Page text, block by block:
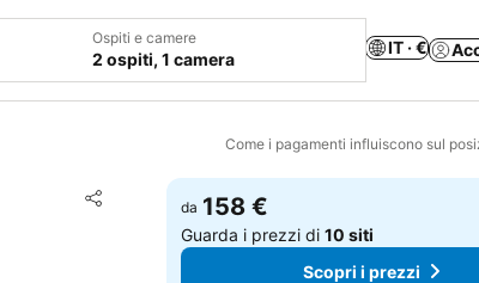
Ospiti e camere
2 ospiti, 1 camera
IT · €
Come i pagamenti influiscono sul
Condividi
Aggiungi ai preferiti
da 158 €
Guarda i prezzi di10 siti
Scopri i prezzi